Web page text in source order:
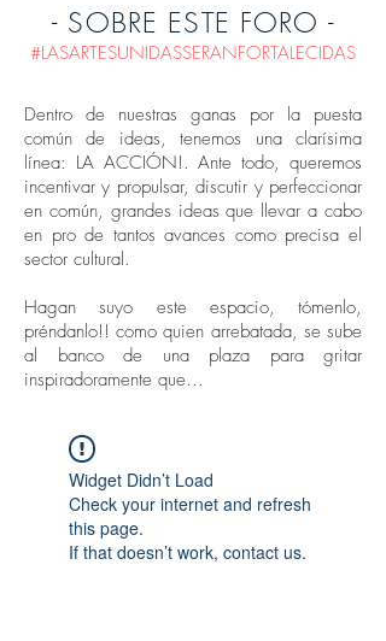
- SOBRE ESTE FORO -
#LASARTESUNIDASSERANFORTALECIDAS
Dentro de nuestras ganas por la puesta
común de ideas, tenemos una clarísima
línea: LA ACCIÓN!. Ante todo, queremos
incentivar y propulsar, discutir y perfeccionar
en común, grandes ideas que llevar a cabo
en pro de tantos avances como precisa el
sector cultural.
Hagan suyo este espacio, tómenlo,
préndanlo!! como quien arrebatada, se sube
al banco de una plaza para gritar
inspiradoramente que...
Widget Didn’t Load
Check your internet and refresh
this page.
If that doesn’t work, contact us.